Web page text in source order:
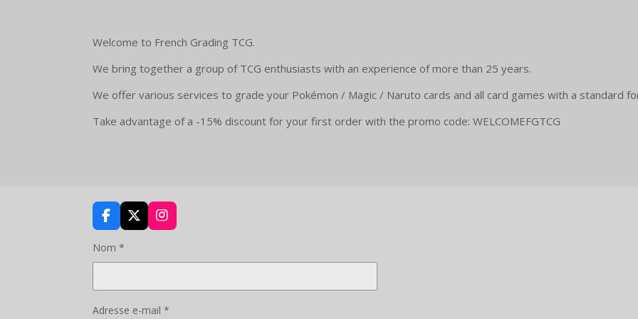
Welcome to French Grading TCG.
We bring together a group of TCG enthusiasts with an experience of more than 25 years.
We offer various services to grade your Pokémon / Magic / Naruto cards and all card games with a standard
Take advantage of a -15% discount for your first order with the promo code: WELCOMEFGTCG
F
a
c
e
k
X
I
n
t
a
Nom *
Adresse e-mail *